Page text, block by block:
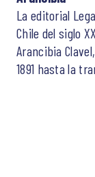
La editorial
Chile del siglo
Arancibia
1891 hasta la